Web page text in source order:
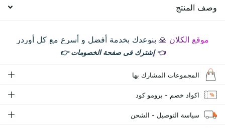
وصف المنتج
موقع الكلان 🙏 بنوعدك بخدمة أفضل و أسرع مع كل أوردر
👈إشترك فى صفحة الخصومات👉
المجموعات المشارك بها
اكواد خصم - برومو كود
سياسة التوصيل - الشحن